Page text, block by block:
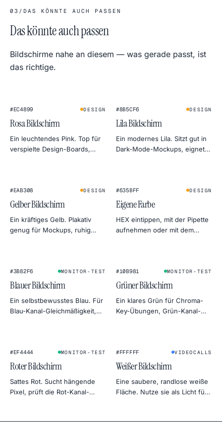
03 / DAS KÖNNTE AUCH PASSEN
Das könnte auch passen
Bildschirme nahe an diesem — was gerade passt, ist
das richtige.
#EC4899 DESIGN
Rosa Bildschirm
Ein leuchtendes Pink. Top für
verspielte Design-Boards,
#8B5CF6 DESIGN
Lila Bildschirm
Ein modernes Lila. Sitzt gut in
Dark-Mode-Mockups, eignet
#EAB308 DESIGN
Gelber Bildschirm
Ein kräftiges Gelb. Plakativ
genug für Mockups, ruhig
★
#635BFF DESIGN
Eigene Farbe
HEX eintippen, mit der Pipette
aufnehmen oder mit dem
#3B82F6 MONITOR-TEST
Blauer Bildschirm
Ein selbstbewusstes Blau. Für
Blau-Kanal-Gleichmäßigkeit,
Fotografie.
#10B981 MONITOR-TEST
Grüner Bildschirm
Ein klares Grün für Chroma-
Key-Übungen, Grün-Kanal-
#EF4444 MONITOR-TEST
Roter Bildschirm
Sattes Rot. Sucht hängende
Pixel, prüft die Rot-Kanal-
Hintergrund.
★
#FFFFFF VIDEOCALLS
Weißer Bildschirm
Eine saubere, randlose weiße
Fläche. Nutze sie als Licht für
für Produktfotos oder als